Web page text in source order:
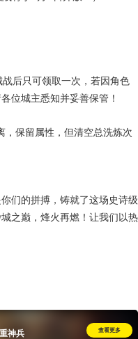
后只可领取一次，若因角色
位城主悉知并妥善保管！
保留属性，但清空总洗炼次
们的拼搏，铸就了这场史诗级
之巅，烽火再燃！让我们以热
神兵 查看更多